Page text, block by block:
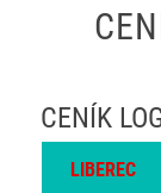
CENÍK
LIBEREC